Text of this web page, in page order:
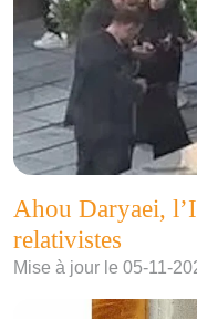
Ahou Daryaei,
relativistes
Mise à jour le 05-11-